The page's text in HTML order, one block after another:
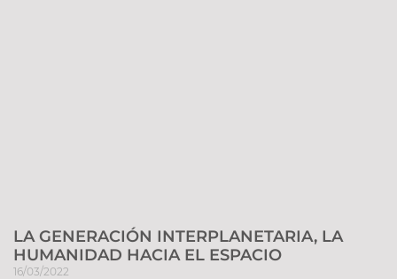
LA GENERACIÓN INTERPLANETARIA, LA
HUMANIDAD HACIA EL ESPACIO
16/03/2022